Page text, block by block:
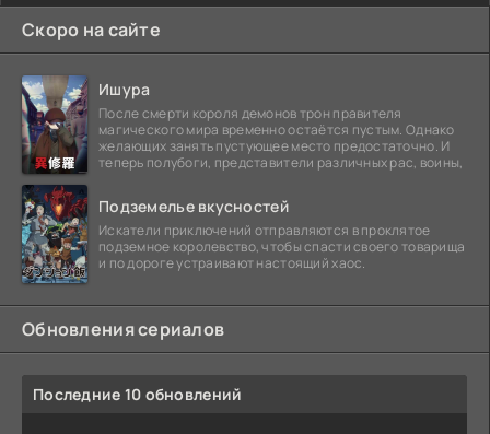
Скоро на сайте
Ишура
После смерти короля демонов трон правителя
магического мира временно остаётся пустым. Однако
желающих занять пустующее место предостаточно. И
теперь полубоги, представители различных рас, воины,
Подземелье вкусностей
Искатели приключений отправляются в проклятое
подземное королевство, чтобы спасти своего товарища
и по дороге устраивают настоящий хаос.
Обновления сериалов
Последние 10 обновлений